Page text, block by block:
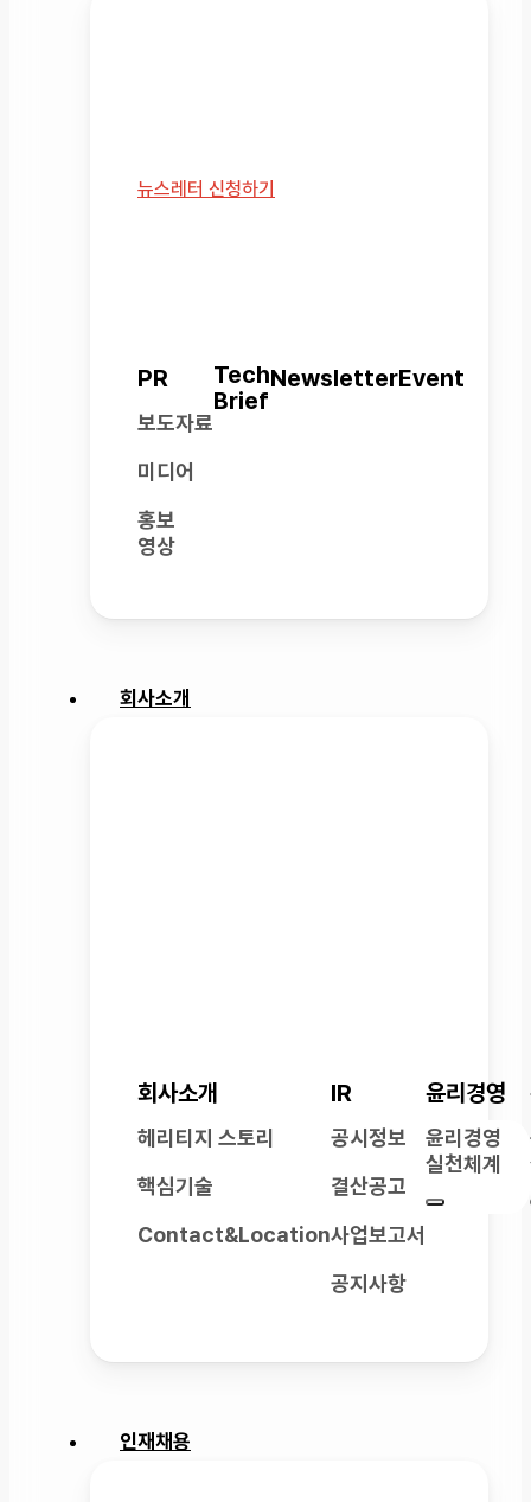
뉴스레터 신청하기
PR
보도자료
미디어
홍보
영상
Tech
Brief
NewsletterEvent
회사소개
회사소개
헤리티지 스토리
핵심기술
Contact&Location
IR
공시정보
결산공고
사업보고서
공지사항
윤리경영
윤리경영
실천체계
인재채용